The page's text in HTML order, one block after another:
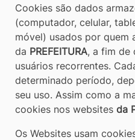
para
o
rodapé
[alt+4]
Cookies são dados
(computador, celular,
móvel) usados por quem
da PREFEITURA, a fim de
usuários recorrentes.
determinado período,
seu uso. Assim como a
cookies nos websites da
Os Websites usam